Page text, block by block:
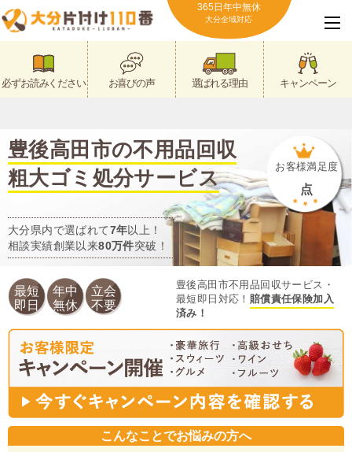
365日年中無休
大分全域対応
必ずお読みください お喜びの声 選ばれる理由 キャンペーン
豊後高田市の不用品回収
粗大ゴミ処分サービス
大分県内で選ばれて7年以上！
相談実績創業以来80万件突破！
お客様満足度
点
最短
即日
年中
無休
立会
不要
豊後高田市不用品回収サービス・
最短即日対応！ 賠償責任保険加入
済み！
こんなことでお悩みの方へ